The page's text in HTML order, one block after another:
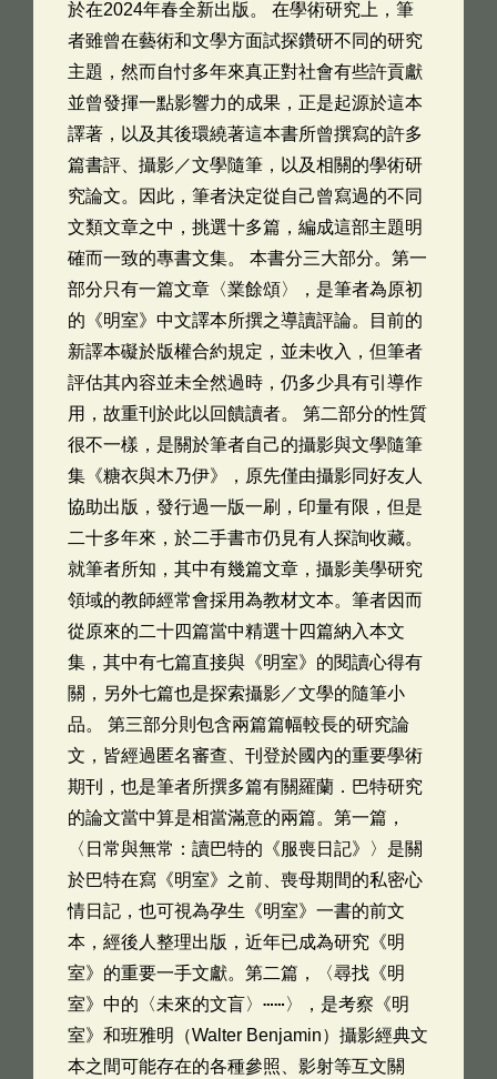
於在2024年春全新出版。 在學術研究上，筆
者雖曾在藝術和文學方面試探鑽研不同的研究
主題，然而自忖多年來真正對社會有些許貢獻
並曾發揮一點影響力的成果，正是起源於這本
譯著，以及其後環繞著這本書所曾撰寫的許多
篇書評、攝影／文學隨筆，以及相關的學術研
究論文。因此，筆者決定從自己曾寫過的不同
文類文章之中，挑選十多篇，編成這部主題明
確而一致的專書文集。 本書分三大部分。第一
部分只有一篇文章〈業餘頌〉，是筆者為原初
的《明室》中文譯本所撰之導讀評論。目前的
新譯本礙於版權合約規定，並未收入，但筆者
評估其內容並未全然過時，仍多少具有引導作
用，故重刊於此以回饋讀者。 第二部分的性質
很不一樣，是關於筆者自己的攝影與文學隨筆
集《糖衣與木乃伊》，原先僅由攝影同好友人
協助出版，發行過一版一刷，印量有限，但是
二十多年來，於二手書市仍見有人探詢收藏。
就筆者所知，其中有幾篇文章，攝影美學研究
領域的教師經常會採用為教材文本。筆者因而
從原來的二十四篇當中精選十四篇納入本文
集，其中有七篇直接與《明室》的閱讀心得有
關，另外七篇也是探索攝影／文學的隨筆小
品。 第三部分則包含兩篇篇幅較長的研究論
文，皆經過匿名審查、刊登於國內的重要學術
期刊，也是筆者所撰多篇有關羅蘭．巴特研究
的論文當中算是相當滿意的兩篇。第一篇，
〈日常與無常：讀巴特的《服喪日記》〉是關
於巴特在寫《明室》之前、喪母期間的私密心
情日記，也可視為孕生《明室》一書的前文
本，經後人整理出版，近年已成為研究《明
室》的重要一手文獻。第二篇，〈尋找《明
室》中的〈未來的文盲〉⋯⋯〉，是考察《明
室》和班雅明（Walter Benjamin）攝影經典文
本之間可能存在的各種參照、影射等互文關